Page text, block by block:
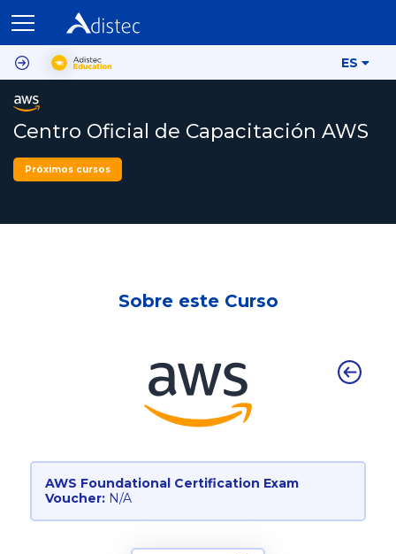
ES
Centro Oficial de Capacitación AWS
Próximos cursos
Sobre este Curso
AWS Foundational Certification Exam
Voucher: N/A